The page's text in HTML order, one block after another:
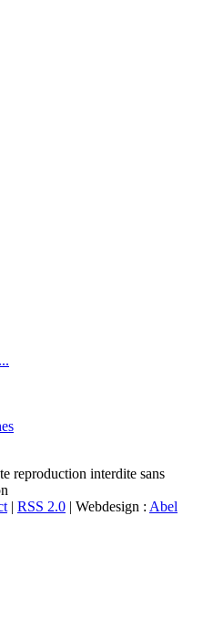
reproduction interdite sans
| RSS 2.0 | Webdesign : Abel